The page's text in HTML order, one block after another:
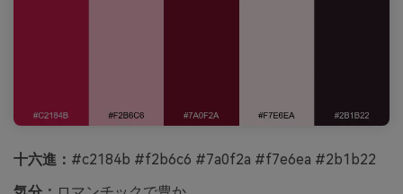
十六進： #c2184b #f2b6c6 #7a0f2a #f7e6ea #2b1b22